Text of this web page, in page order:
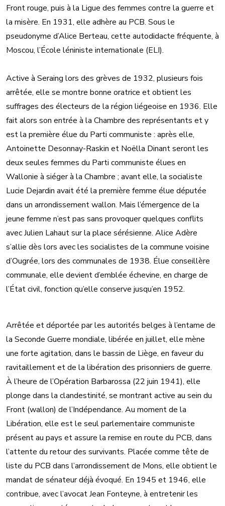
Front rouge, puis à la Ligue des femmes contre la guerre et
la misère. En 1931, elle adhère au PCB. Sous le
pseudonyme d’Alice Berteau, cette autodidacte fréquente, à
Moscou, l’École léniniste internationale (ELI).
Active à Seraing lors des grèves de 1932, plusieurs fois
arrêtée, elle se montre bonne oratrice et obtient les
suffrages des électeurs de la région liégeoise en 1936. Elle
fait alors son entrée à la Chambre des représentants et y
est la première élue du Parti communiste : après elle,
Antoinette Desonnay-Raskin et Noëlla Dinant seront les
deux seules femmes du Parti communiste élues en
Wallonie à siéger à la Chambre ; avant elle, la socialiste
Lucie Dejardin avait été la première femme élue députée
dans un arrondissement wallon. Mais l’émergence de la
jeune femme n’est pas sans provoquer quelques conflits
avec Julien Lahaut sur la place sérésienne. Alice Adère
s’allie dès lors avec les socialistes de la commune voisine
d’Ougrée, lors des communales de 1938. Élue conseillère
communale, elle devient d’emblée échevine, en charge de
l’État civil, fonction qu’elle conserve jusqu’en 1952.
Arrêtée et déportée par les autorités belges à l’entame de
la Seconde Guerre mondiale, libérée en juillet, elle mène
une forte agitation, dans le bassin de Liège, en faveur du
ravitaillement et de la libération des prisonniers de guerre.
À l’heure de l’Opération Barbarossa (22 juin 1941), elle
plonge dans la clandestinité, se montrant active au sein du
Front (wallon) de l’Indépendance. Au moment de la
Libération, elle est le seul parlementaire communiste
présent au pays et assure la remise en route du PCB, dans
l’attente du retour des survivants. Placée comme tête de
liste du PCB dans l’arrondissement de Mons, elle obtient le
mandat de sénateur déjà évoqué. En 1945 et 1946, elle
contribue, avec l’avocat Jean Fonteyne, à entretenir les